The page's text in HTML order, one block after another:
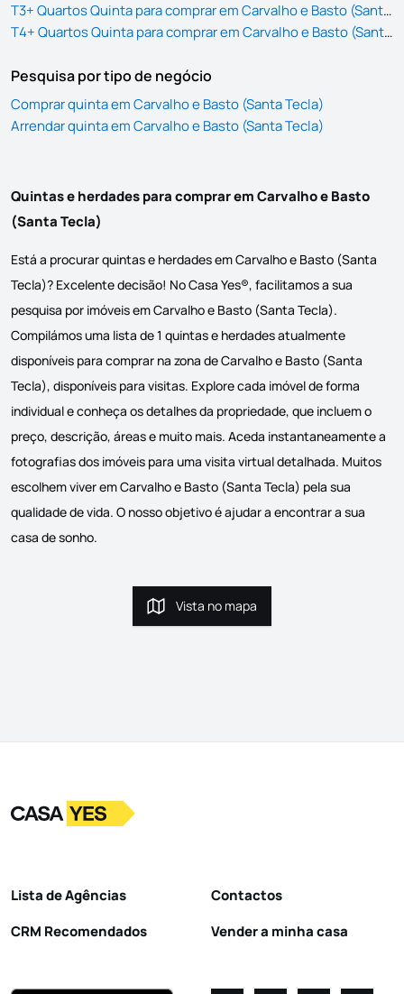
T3+ Quartos Quinta para comprar em Carvalho e Basto (Santa Tecla)
T4+ Quartos Quinta para comprar em Carvalho e Basto (Santa Tecla)
Pesquisa por tipo de negócio
Comprar quinta em Carvalho e Basto (Santa Tecla)
Arrendar quinta em Carvalho e Basto (Santa Tecla)
Quintas e herdades para comprar em Carvalho e Basto
(Santa Tecla)
Está a procurar quintas e herdades em Carvalho e Basto (Santa
Tecla)? Excelente decisão! No Casa Yes®, facilitamos a sua
pesquisa por imóveis em Carvalho e Basto (Santa Tecla).
Compilámos uma lista de 1 quintas e herdades atualmente
disponíveis para comprar na zona de Carvalho e Basto (Santa
Tecla), disponíveis para visitas. Explore cada imóvel de forma
individual e conheça os detalhes da propriedade, que incluem o
preço, descrição, áreas e muito mais. Aceda instantaneamente a
fotografias dos imóveis para uma visita virtual detalhada. Muitos
escolhem viver em Carvalho e Basto (Santa Tecla) pela sua
qualidade de vida. O nosso objetivo é ajudar a encontrar a sua
casa de sonho.
Vista no mapa
Vista no mapa
LogoIr para a homepage
Lista de Agências
CRM Recomendados
Contactos
Vender a minha casa